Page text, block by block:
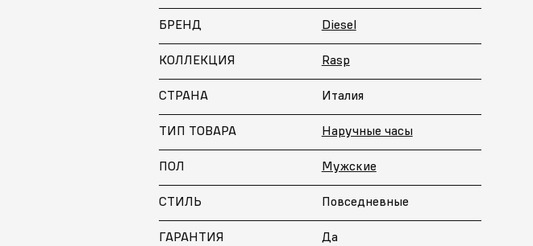
БРЕНД Diesel
КОЛЛЕКЦИЯ Rasp
СТРАНА Италия
ТИП ТОВАРА Наручные часы
ПОЛ Мужские
СТИЛЬ Повседневные
ГАРАНТИЯ Да